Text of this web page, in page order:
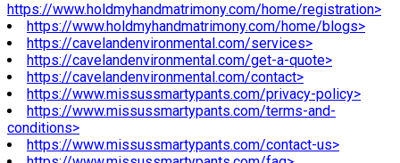
https://www.holdmyhandmatrimony.com/home/registration>
https://www.holdmyhandmatrimony.com/home/blogs>
https://cavelandenvironmental.com/services>
https://cavelandenvironmental.com/get-a-quote>
https://cavelandenvironmental.com/contact>
https://www.missussmartypants.com/privacy-policy>
https://www.missussmartypants.com/terms-and-
conditions>
https://www.missussmartypants.com/contact-us>